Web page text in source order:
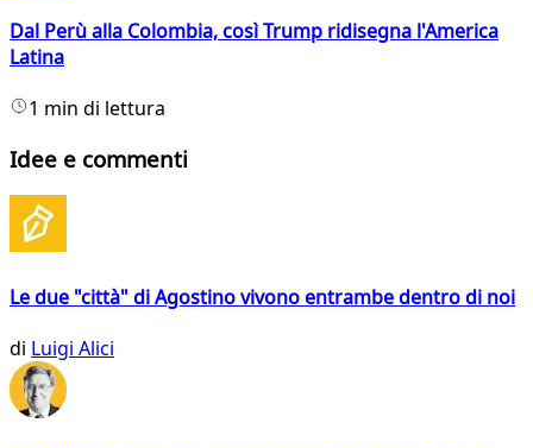
Dal Perù alla Colombia, così Trump ridisegna l'America
Latina
1 min di lettura
Idee e commenti
Le due "città" di Agostino vivono entrambe dentro di noi
di Luigi Alici